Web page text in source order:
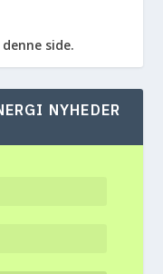
side.
NYHEDER